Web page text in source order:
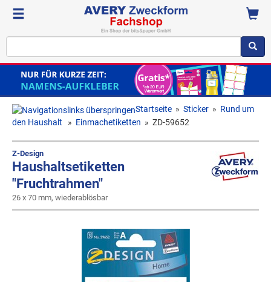
Startseite » Sticker » Rund um
den Haushalt
» Einmachetiketten » ZD-59652
Z-Design
Haushaltsetiketten
"Fruchtrahmen"
26 x 70 mm, wiederablösbar